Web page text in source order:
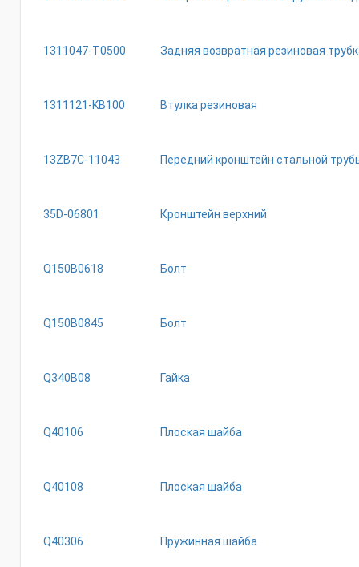
1311047-T0500 Задняя возвратная резиновая
1311121-KB100 Втулка резиновая
13ZB7C-11043 Передний кронштейн стальной
35D-06801 Кронштейн верхний
Q150B0618 Болт
Q150B0845 Болт
Q340B08 Гайка
Q40106 Плоская шайба
Q40108 Плоская шайба
Q40306 Пружинная шайба